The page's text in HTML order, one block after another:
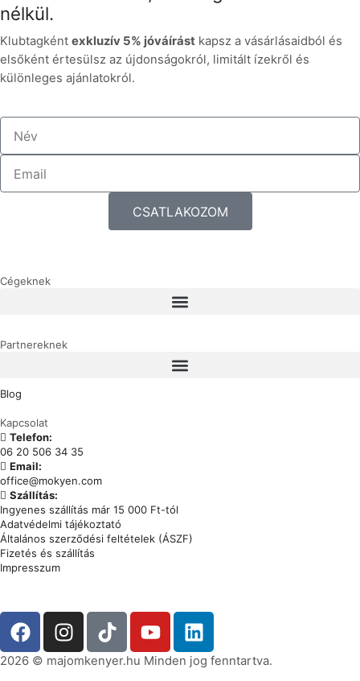
nélkül.
Klubtagként exkluzív 5% jóváírást kapsz a vásárlásaidból és
elsőként értesülsz az újdonságokról, limitált ízekről és
különleges ajánlatokról.
CSATLAKOZOM
Cégeknek
Partnereknek
Blog
Kapcsolat
Telefon:
06 20 506 34 35
Email:
office@mokyen.com
Szállítás:
Ingyenes szállítás már 15 000 Ft-tól
Adatvédelmi tájékoztató
Általános szerződési feltételek (ÁSZF)
Fizetés és szállítás
Impresszum
2026 © majomkenyer.hu Minden jog fenntartva.